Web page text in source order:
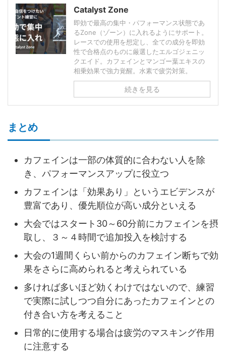
Catalyst Zone
即効で最高の集中・パフォーマンス状態であ
るZone（ゾーン）に入れるようにサポート。
レースでの使用を想定し、全ての成分を即効
性で合格点のものに厳選したエルゴジェニッ
クエイド。カフェインとマンゴー葉エキスの
相乗効果で強力覚醒。水素で疲労対策。
続きを見る
まとめ
カフェインは一部の体質的に合わない人を除
き、パフォーマンスアップに役立つ
カフェインは「効果あり」というエビデンスが
豊富であり、優先順位が高い成分といえる
大会ではスタート30～60分前にカフェインを摂
取し、３～４時間で追加投入を検討する
大会の1週間くらい前からのカフェイン断ちで効
果をさらに高められると考えられている
多ければ多いほど効くわけではないので、練習
で実際に試しつつ自分にあったカフェインとの
付き合い方を考えること
日常的に使用する場合は疲労のマスキング作用
に注意する